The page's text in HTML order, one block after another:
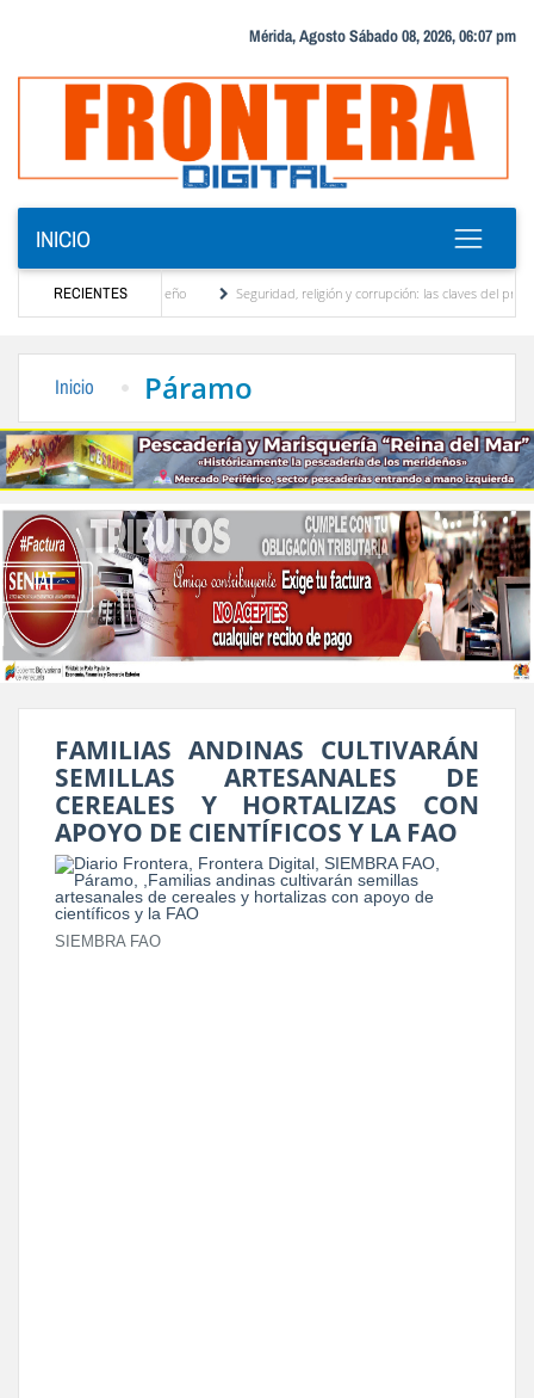
Mérida, Agosto Sábado 08, 2026, 06:07 pm
INICIO
RECIENTES
turístico merideño
Seguridad, religión y corrupción: las claves del primer
Inicio Páramo
FAMILIAS ANDINAS CULTIVARÁN
SEMILLAS ARTESANALES DE
CEREALES Y HORTALIZAS CON
APOYO DE CIENTÍFICOS Y LA FAO
SIEMBRA FAO